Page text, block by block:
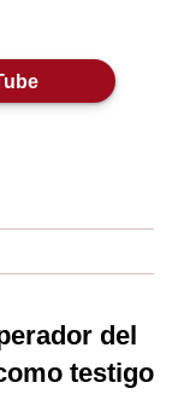
del
testigo